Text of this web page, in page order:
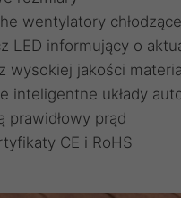
wentylatory chłodzące
LED informujący o
wysokiej jakości
inteligentne układy
prawidłowy prąd
CE i RoHS